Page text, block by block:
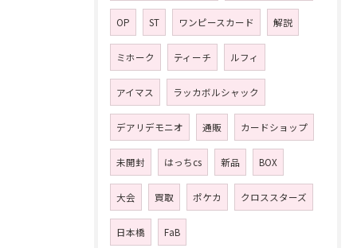
OP ST ワンピースカード 解説
ミホーク ティーチ ルフィ
アイマス ラッカボルシャック
デアリデモニオ 通販 カードショップ
未開封 はっちcs 新品 BOX
大会 買取 ポケカ クロススターズ
日本橋 FaB